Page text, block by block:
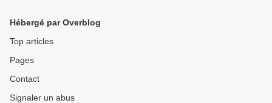
Hébergé par Overblog
Top articles
Pages
Contact
Signaler un abus